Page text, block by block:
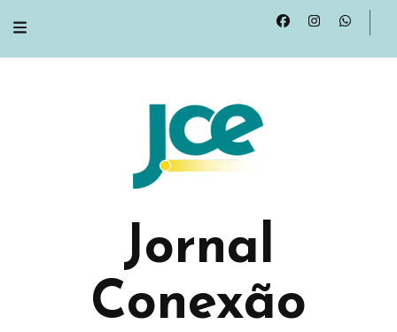
Jornal
Conexão